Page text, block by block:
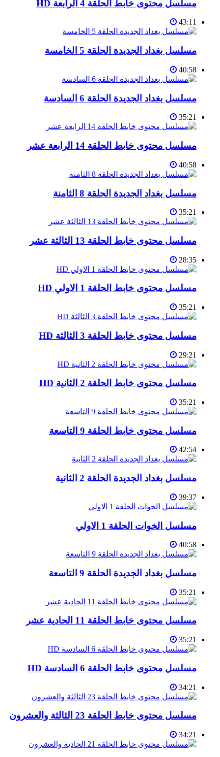
مسلسل محتوى خابط الحلقة 4 الرابعة HD
43:11
مسلسل بغداد الجديدة الحلقة 5 الخامسة
40:58
مسلسل بغداد الجديدة الحلقة 6 السادسة
35:21
مسلسل محتوى خابط الحلقة 14 الرابعة عشر
40:58
مسلسل بغداد الجديدة الحلقة 8 الثامنة
35:21
مسلسل محتوى خابط الحلقة 13 الثالثة عشر
28:35
مسلسل محتوى خابط الحلقة 1 الاولي HD
35:21
مسلسل محتوى خابط الحلقة 3 الثالثة HD
29:21
مسلسل محتوى خابط الحلقة 2 الثانية HD
35:21
مسلسل محتوى خابط الحلقة 9 التاسعة
42:54
مسلسل بغداد الجديدة الحلقة 2 الثانية
39:37
مسلسل الخوات الحلقة 1 الاولي
40:58
مسلسل بغداد الجديدة الحلقة 9 التاسعة
35:21
مسلسل محتوى خابط الحلقة 11 الحادية عشر
35:21
مسلسل محتوى خابط الحلقة 6 السادسة HD
34:21
مسلسل محتوى خابط الحلقة 23 الثالثة والعشرون
34:21